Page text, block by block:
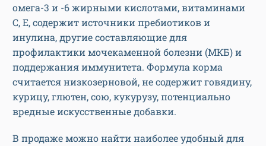
омега-3 и -6 жирными кислотами, витаминами
C, E, содержит источники пребиотиков и
инулина, другие составляющие для
профилактики мочекаменной болезни (МКБ) и
поддержания иммунитета. Формула корма
считается низкозерновой, не содержит говядину,
курицу, глютен, сою, кукурузу, потенциально
вредные искусственные добавки.
В продаже можно найти наиболее удобный для